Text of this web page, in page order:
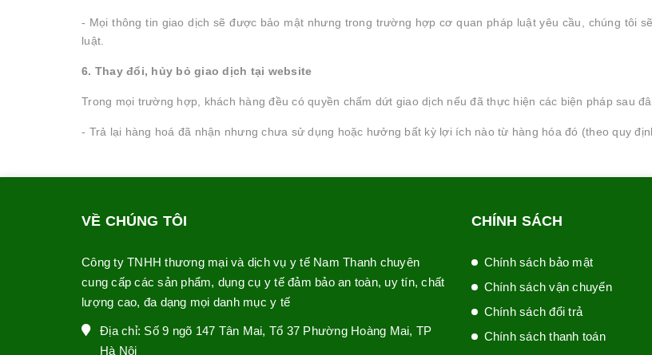
- Mọi thông tin giao dịch sẽ được bảo mật nhưng trong trường hợp cơ quan pháp luật yêu cầu, chúng tôi
luật.
6. Thay đổi, hủy bỏ giao dịch tại website
Trong mọi trường hợp, khách hàng đều có quyền chấm dứt giao dịch nếu đã thực hiện các biện pháp sau
- Trả lại hàng hoá đã nhận nhưng chưa sử dụng hoặc hưởng bất kỳ lợi ích nào từ hàng hóa đó (theo quy
VỀ CHÚNG TÔI
Công ty TNHH thương mại và dịch vụ y tế Nam Thanh chuyên
cung cấp các sản phẩm, dụng cụ y tế đảm bảo an toàn, uy tín, chất
lượng cao, đa dạng mọi danh mục y tế
Địa chỉ: Số 9 ngõ 147 Tân Mai, Tổ 37 Phường Hoàng Mai, TP
Hà Nội
CHÍNH SÁCH
Chính sách bảo mật
Chính sách vận chuyển
Chính sách đổi trả
Chính sách thanh toán